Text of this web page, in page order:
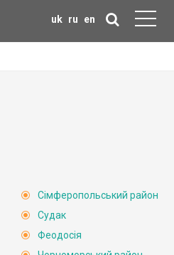
uk ru en
Сімферопольський район
Судак
Феодосія